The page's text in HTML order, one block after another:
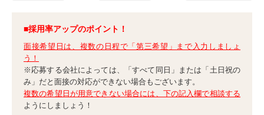
■採用率アップのポイント！
面接希望日は、複数の日程で「第三希望」まで入力しましょ
う！
※応募する会社によっては、「すべて同日」または「土日祝の
み」だと面接の対応ができない場合もございます。
複数の希望日が用意できない場合には、下の記入欄で相談する
ようにしましょう！